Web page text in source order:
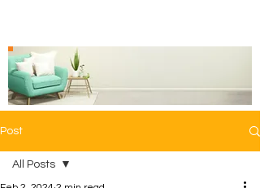
Post
All Posts